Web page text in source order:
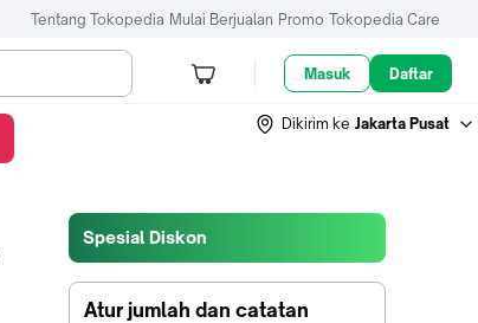
Tentang Tokopedia Mulai Berjualan Promo Tokopedia Care
Masuk Daftar
Dikirim ke Jakarta Pusat
Spesial Diskon
Atur jumlah dan catatan